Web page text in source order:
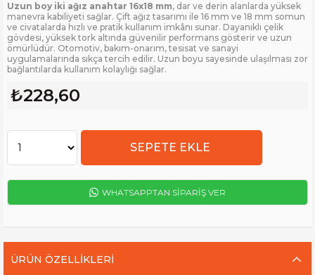
Uzun boy iki ağız anahtar 16x18 mm, dar ve derin alanlarda yüksek
manevra kabiliyeti sağlar. Çift ağız tasarımı ile 16 mm ve 18 mm somun
ve civatalarda hızlı ve pratik kullanım imkânı sunar. Dayanıklı çelik
gövdesi, yüksek tork altında güvenilir performans gösterir ve uzun
ömürlüdür. Otomotiv, bakım-onarım, tesisat ve sanayi
uygulamalarında sıkça tercih edilir. Uzun boyu sayesinde ulaşılması zor
bağlantılarda kullanım kolaylığı sağlar.
₺228,60
WHATSAPPTAN SİPARİŞ VER
ÜRÜN ÖZELLIKLERI